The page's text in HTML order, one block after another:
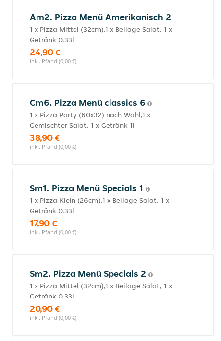
Am2. Pizza Menü Amerikanisch 2
1 x Pizza Mittel (32cm),1 x Beilage Salat, 1 x
Getränk 0,33l
24,90 €
inkl. Pfand (0,00 €)
Cm6. Pizza Menü classics 6
1 x Pizza Party (60x32) nach Wahl,1 x
Gemischter Salat, 1 x Getränk 1l
38,90 €
inkl. Pfand (0,00 €)
Sm1. Pizza Menü Specials 1
1 x Pizza Klein (26cm),1 x Beilage Salat, 1 x
Getränk 0,33l
17,90 €
inkl. Pfand (0,00 €)
Sm2. Pizza Menü Specials 2
1 x Pizza Mittel (32cm),1 x Beilage Salat, 1 x
Getränk 0,33l
20,90 €
inkl. Pfand (0,00 €)